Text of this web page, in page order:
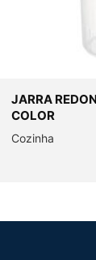
JARRA
COLOR
Cozinha